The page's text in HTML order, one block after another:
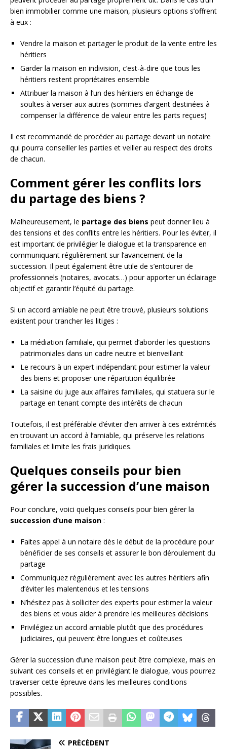
bien immobilier comme une maison, plusieurs options s’offrent
à eux :
Vendre la maison et partager le produit de la vente entre les
héritiers
Garder la maison en indivision, c’est-à-dire que tous les
héritiers restent propriétaires ensemble
Attribuer la maison à l’un des héritiers en échange de
soultes à verser aux autres (sommes d’argent destinées à
compenser la différence de valeur entre les parts reçues)
Il est recommandé de procéder au partage devant un notaire
qui pourra conseiller les parties et veiller au respect des droits
de chacun.
Comment gérer les conflits lors
du partage des biens ?
Malheureusement, le partage des biens peut donner lieu à
des tensions et des conflits entre les héritiers. Pour les éviter, il
est important de privilégier le dialogue et la transparence en
communiquant régulièrement sur l’avancement de la
succession. Il peut également être utile de s’entourer de
professionnels (notaires, avocats…) pour apporter un éclairage
objectif et garantir l’équité du partage.
Si un accord amiable ne peut être trouvé, plusieurs solutions
existent pour trancher les litiges :
La médiation familiale, qui permet d’aborder les questions
patrimoniales dans un cadre neutre et bienveillant
Le recours à un expert indépendant pour estimer la valeur
des biens et proposer une répartition équilibrée
La saisine du juge aux affaires familiales, qui statuera sur le
partage en tenant compte des intérêts de chacun
Toutefois, il est préférable d’éviter d’en arriver à ces extrémités
en trouvant un accord à l’amiable, qui préserve les relations
familiales et limite les frais juridiques.
Quelques conseils pour bien
gérer la succession d’une maison
Pour conclure, voici quelques conseils pour bien gérer la
succession d’une maison :
Faites appel à un notaire dès le début de la procédure pour
bénéficier de ses conseils et assurer le bon déroulement du
partage
Communiquez régulièrement avec les autres héritiers afin
d’éviter les malentendus et les tensions
N’hésitez pas à solliciter des experts pour estimer la valeur
des biens et vous aider à prendre les meilleures décisions
Privilégiez un accord amiable plutôt que des procédures
judiciaires, qui peuvent être longues et coûteuses
Gérer la succession d’une maison peut être complexe, mais en
suivant ces conseils et en privilégiant le dialogue, vous pourrez
traverser cette épreuve dans les meilleures conditions
possibles.
PRÉCÉDENT